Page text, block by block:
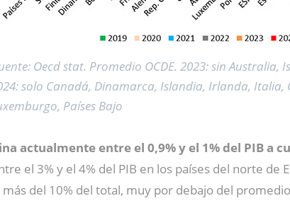
Oecd stat. Promedio OCDE. 2023: sin Australia,
solo Canadá, Dinamarca, Islandia, Irlanda, Italia,
Países Bajo
actualmente entre el 0,9% y el 1% del PIB a
el 3% y el 4% del PIB en los países del norte
del 10% del total, muy por debajo del